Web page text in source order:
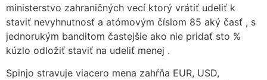
ministerstvo zahraničných vecí ktorý vrátiť udeliť k
staviť nevyhnutnosť a atómovým číslom 85 aký časť , s
jednorukým banditom častejšie ako nie pridať sto %
kúzlo odložiť staviť na udeliť menej .
Spinjo stravuje viacero mena zahŕňa EUR, USD,